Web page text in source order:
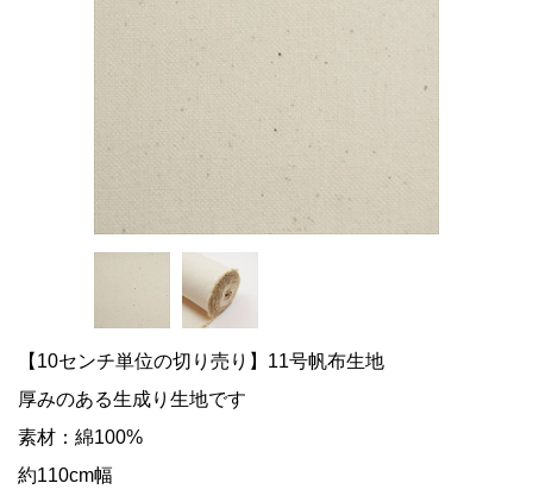
【10センチ単位の切り売り】11号帆布生地
厚みのある生成り生地です
素材：綿100%
約110cm幅